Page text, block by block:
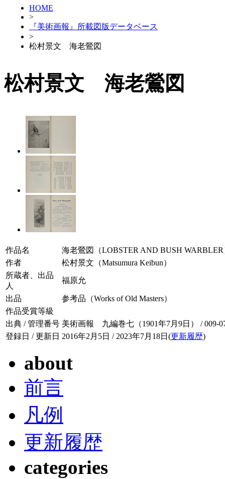
HOME
>
『美術画報』所載図版データベース
>
松村景文 海老鶯図
松村景文 海老鶯図
作品名
海老鶯図（LOBSTER AND BUSH WARBLER
作者
松村景文（Matsumura Keibun）
所蔵者、出品
人
福原允
出品
参考品（Works of Old Masters）
作品受賞等級
出典 / 管理番号 美術画報 九編巻七（1901年7月9日） / 009-
登録日 / 更新日 2016年2月5日 / 2023年7月18日(更新履歴)
about
前言
凡例
更新履歴
categories